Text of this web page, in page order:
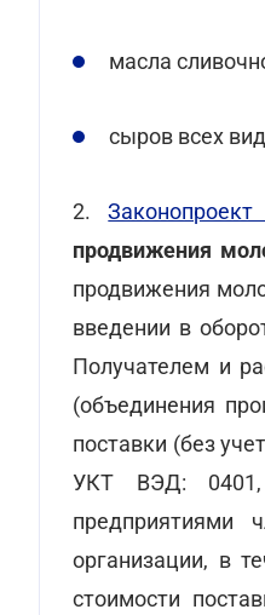
масла
сыров всех
2.
продвижения
продвижения
введении в
Получателем и
(объединения
поставки (без
УКТ ВЭД: 0401,
предприятиями
организации, в
стоимости